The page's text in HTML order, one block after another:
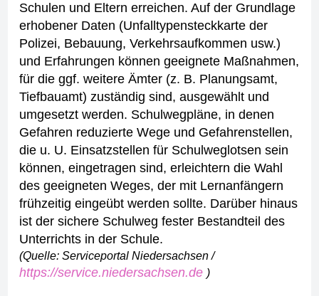
Schulen und Eltern erreichen. Auf der Grundlage
erhobener Daten (Unfalltypensteckkarte der
Polizei, Bebauung, Verkehrsaufkommen usw.)
und Erfahrungen können geeignete Maßnahmen,
für die ggf. weitere Ämter (z. B. Planungsamt,
Tiefbauamt) zuständig sind, ausgewählt und
umgesetzt werden. Schulwegpläne, in denen
Gefahren reduzierte Wege und Gefahrenstellen,
die u. U. Einsatzstellen für Schulweglotsen sein
können, eingetragen sind, erleichtern die Wahl
des geeigneten Weges, der mit Lernanfängern
frühzeitig eingeübt werden sollte. Darüber hinaus
ist der sichere Schulweg fester Bestandteil des
Unterrichts in der Schule.
(Quelle: Serviceportal Niedersachsen /
https://service.niedersachsen.de )